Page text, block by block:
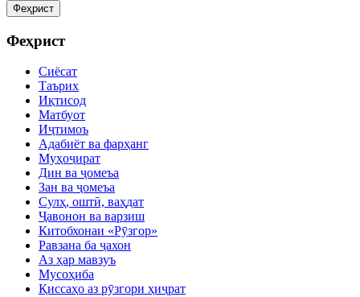
Феҳрист
Феҳрист
Сиёсат
Таърих
Иқтисод
Матбуот
Иҷтимоъ
Адабиёт ва фарҳанг
Муҳоҷират
Дин ва ҷомеъа
Зан ва ҷомеъа
Сулҳ, оштӣ, ваҳдат
Ҷавонон ва варзиш
Китобхонаи «Рӯзгор»
Равзана ба ҷахон
Аз ҳар мавзуъ
Мусоҳиба
Қиссаҳо аз рӯзгори ҳиҷрат